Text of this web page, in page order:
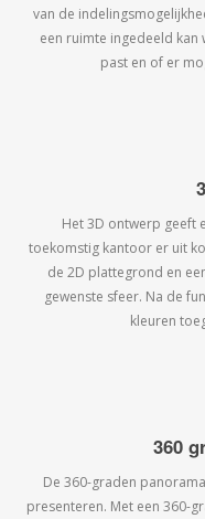
van de
een ruimte ingedeeld
past en of er
Het 3D ontwerp geeft
toekomstig kantoor er uit
de 2D plattegrond en
gewenste sfeer. Na de
kleuren
360
De 360-graden
presenteren. Met een 360-